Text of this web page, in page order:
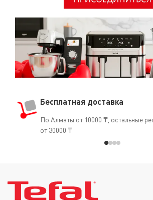
Бесплатная доставка
По Алматы от 10000 ₸, остальные
от 30000 ₸